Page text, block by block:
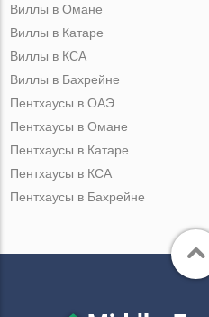
Виллы в Омане
Виллы в Катаре
Виллы в КСА
Виллы в Бахрейне
Пентхаусы в ОАЭ
Пентхаусы в Омане
Пентхаусы в Катаре
Пентхаусы в КСА
Пентхаусы в Бахрейне